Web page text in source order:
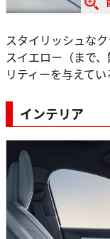
スタイリッシュな
スイエロー（まで
リティーを与えてい
インテリア